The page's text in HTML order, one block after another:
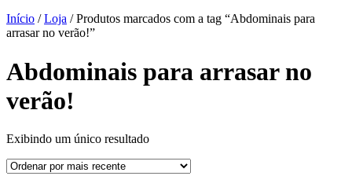
Início /Loja / Produtos marcados com a tag “Abdominais para
arrasar no verão!”
Abdominais para arrasar no
verão!
Exibindo um único resultado